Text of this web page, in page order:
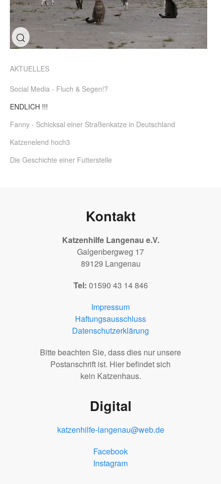
AKTUELLES
Social Media - Fluch & Segen!?
ENDLICH !!!
Fanny - Schicksal einer Straßenkatze in Deutschland
Katzenelend hoch3
Die Geschichte einer Futterstelle
Kontakt
Katzenhilfe Langenau e.V.
Galgenbergweg 17
89129 Langenau
Tel: 01590 43 14 846
Impressum
Haftungsausschluss
Datenschutzerklärung
Bitte beachten Sie, dass dies nur unsere
Postanschrift ist. Hier befindet sich
kein Katzenhaus.
Digital
katzenhilfe-langenau@web.de
Facebook
Instagram